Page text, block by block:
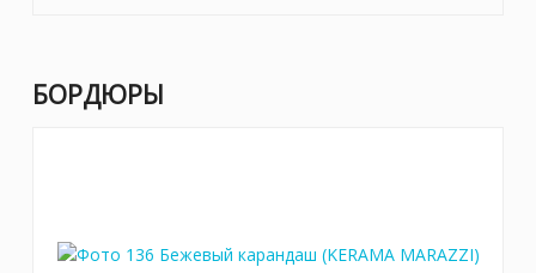
БОРДЮРЫ